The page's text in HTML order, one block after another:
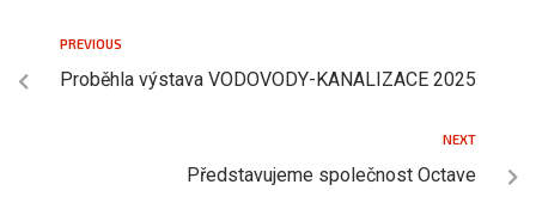
PREVIOUS
Proběhla výstava VODOVODY-KANALIZACE 2025
NEXT
Představujeme společnost Octave